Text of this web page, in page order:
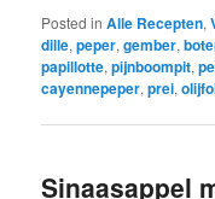
Posted in Alle Recepten,
dille,peper,gember,
papillotte,pijnboompit,
cayennepeper,prei,
Sinaasappel